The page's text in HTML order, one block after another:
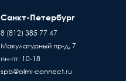
Санкт-Петербург
8 (812) 385 77 47
Макулатурный пр-д, 7
пн-пт: 10-18
spb@olmi-connect.ru